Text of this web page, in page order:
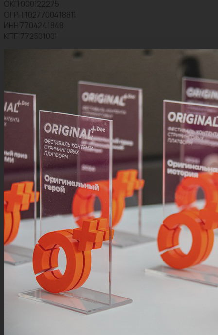
ОКП 000122275
ОГРН 1027700418811
ИНН 7704241848
КПП 772501001